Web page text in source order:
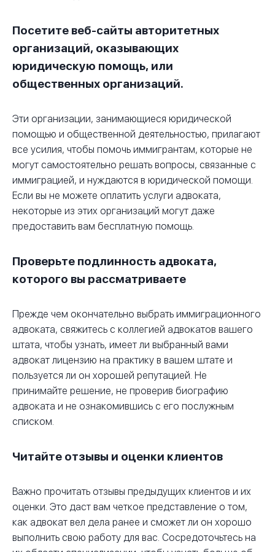
Посетите веб-сайты авторитетных
организаций, оказывающих
юридическую помощь, или
общественных организаций.
Эти организации, занимающиеся юридической
помощью и общественной деятельностью, прилагают
все усилия, чтобы помочь иммигрантам, которые не
могут самостоятельно решать вопросы, связанные с
иммиграцией, и нуждаются в юридической помощи.
Если вы не можете оплатить услуги адвоката,
некоторые из этих организаций могут даже
предоставить вам бесплатную помощь.
Проверьте подлинность адвоката,
которого вы рассматриваете
Прежде чем окончательно выбрать иммиграционного
адвоката, свяжитесь с коллегией адвокатов вашего
штата, чтобы узнать, имеет ли выбранный вами
адвокат лицензию на практику в вашем штате и
пользуется ли он хорошей репутацией. Не
принимайте решение, не проверив биографию
адвоката и не ознакомившись с его послужным
списком.
Читайте отзывы и оценки клиентов
Важно прочитать отзывы предыдущих клиентов и их
оценки. Это даст вам четкое представление о том,
как адвокат вел дела ранее и сможет ли он хорошо
выполнить свою работу для вас. Сосредоточьтесь на